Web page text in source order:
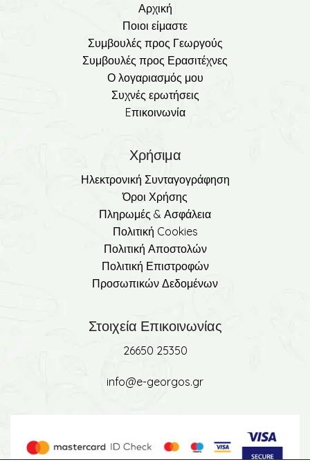
Αρχική
Ποιοι είμαστε
Συμβουλές προς Γεωργούς
Συμβουλές προς Ερασιτέχνες
Ο λογαριασμός μου
Συχνές ερωτήσεις
Eπικοινωνία
Χρήσιμα
Ηλεκτρονική Συνταγογράφηση
Όροι Χρήσης
Πληρωμές & Ασφάλεια
Πολιτική Cookies
Πολιτική Αποστολών
Πολιτική Επιστροφών
Προσωπικών Δεδομένων
Στοιχεία Επικοινωνίας
26650 25350
info@e-georgos.gr